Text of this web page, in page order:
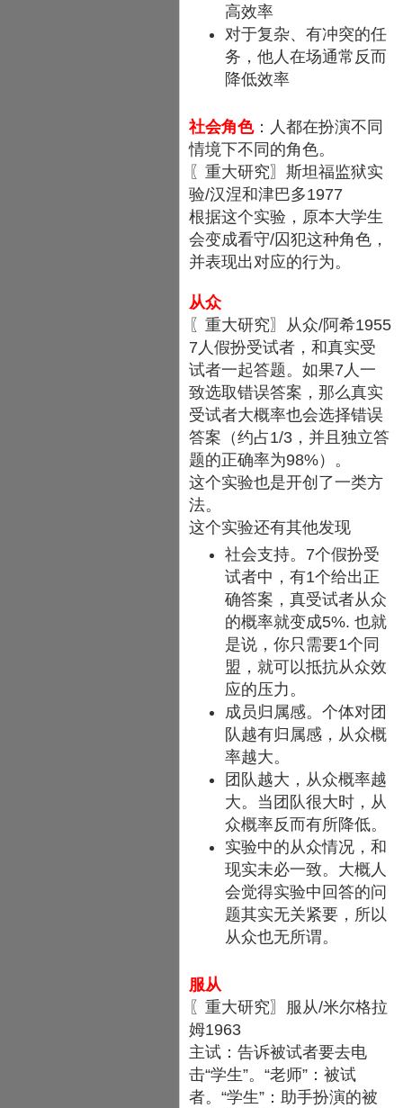
高效率
对于复杂、有冲突的任
务，他人在场通常反而
降低效率
社会角色：人都在扮演不同
情境下不同的角色。
〖重大研究〗斯坦福监狱实
验/汉涅和津巴多1977
根据这个实验，原本大学生
会变成看守/囚犯这种角色，
并表现出对应的行为。
从众
〖重大研究〗从众/阿希1955
7人假扮受试者，和真实受
试者一起答题。如果7人一
致选取错误答案，那么真实
受试者大概率也会选择错误
答案（约占1/3，并且独立答
题的正确率为98%）。
这个实验也是开创了一类方
法。
这个实验还有其他发现
社会支持。7个假扮受
试者中，有1个给出正
确答案，真受试者从众
的概率就变成5%. 也就
是说，你只需要1个同
盟，就可以抵抗从众效
应的压力。
成员归属感。个体对团
队越有归属感，从众概
率越大。
团队越大，从众概率越
大。当团队很大时，从
众概率反而有所降低。
实验中的从众情况，和
现实未必一致。大概人
会觉得实验中回答的问
题其实无关紧要，所以
从众也无所谓。
服从
〖重大研究〗服从/米尔格拉
姆1963
主试：告诉被试者要去电
击“学生”。“老师”：被试
者。“学生”：助手扮演的被